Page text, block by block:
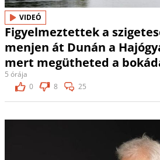
VIDEÓ
Figyelmeztettek a
menjen át Dunán a
mert megütheted a
5 órája
0
8 25